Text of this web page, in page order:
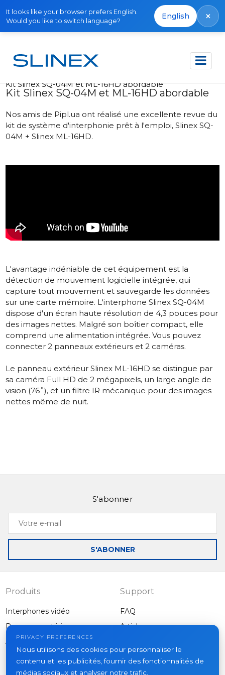
It looks like your browser prefers English.
Would you like to switch language?
English ×
Accueil Actualités
Kit Slinex SQ-04M et ML-16HD abordable
Kit Slinex SQ-04M et ML-16HD abordable
Nos amis de Pipl.ua ont réalisé une excellente revue du
kit de système d'interphonie prêt à l'emploi, Slinex SQ-
04M + Slinex ML-16HD.
L'avantage indéniable de cet équipement est la
détection de mouvement logicielle intégrée, qui
capture tout mouvement et sauvegarde les données
sur une carte mémoire. L'interphone Slinex SQ-04M
dispose d'un écran haute résolution de 4,3 pouces pour
des images nettes. Malgré son boîtier compact, elle
comprend une alimentation intégrée. Vous pouvez
connecter 2 panneaux extérieurs et 2 caméras.
Le panneau extérieur Slinex ML-16HD se distingue par
sa caméra Full HD de 2 mégapixels, un large angle de
vision (76˚), et un filtre IR mécanique pour des images
nettes même de nuit.
S'abonner
Votre
mail
S'ABONNER
Produits
Interphones vidéo
Panneaux extérieurs
Autres équipements
Support
FAQ
Articles
Projets
À propos
PRIVACY PREFERENCES
Nous utilisons des cookies pour personnaliser le
contenu et les publicités, fournir des fonctionnalités de
médias sociaux et analyser notre trafic.